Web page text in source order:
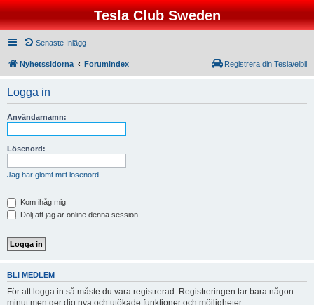
Tesla Club Sweden
Senaste Inlägg
Nyhetssidorna Forumindex Registrera din Tesla/elbil
Logga in
Användarnamn:
Lösenord:
Jag har glömt mitt lösenord.
Kom ihåg mig
Dölj att jag är online denna session.
BLI MEDLEM
För att logga in så måste du vara registrerad. Registreringen tar bara någon
minut men ger dig nya och utökade funktioner och möjligheter.